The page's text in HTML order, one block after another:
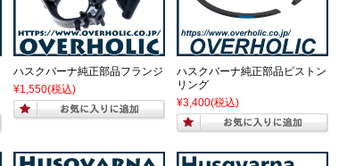
ハスクバーナ純正部品フランジ
¥1,550(税込)
ハスクバーナ純正部品ピストン
リング
¥3,400(税込)